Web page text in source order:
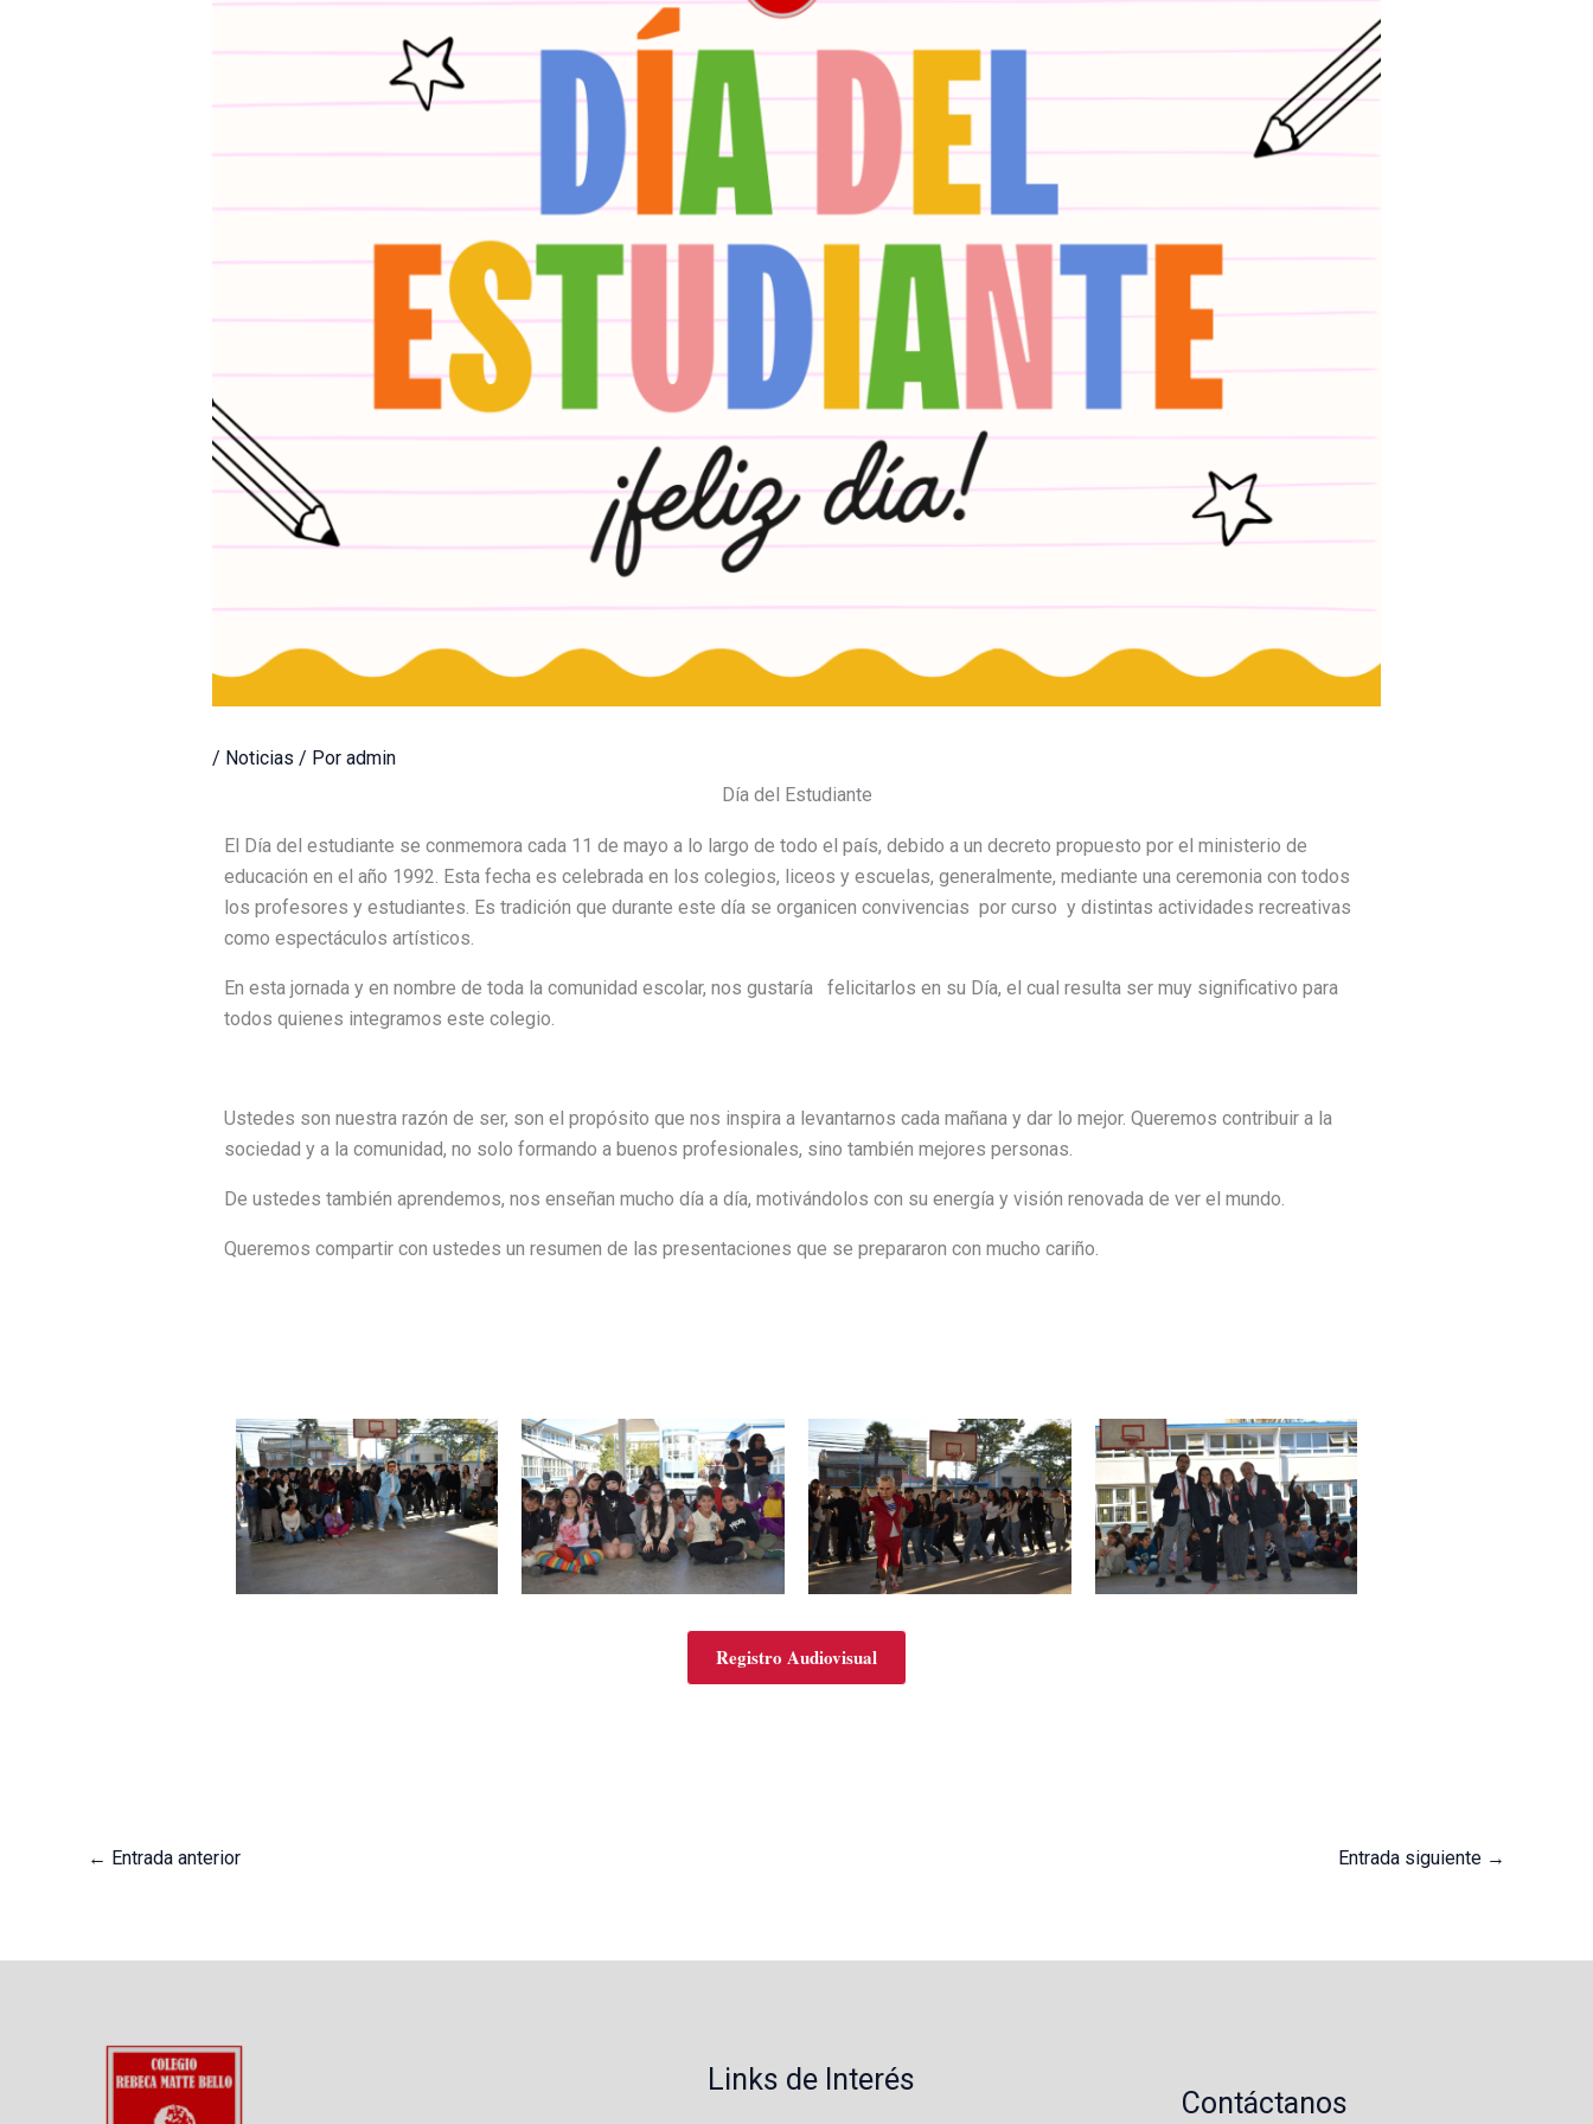
/ Noticias / Por admin
Día del Estudiante
El Día del estudiante se conmemora cada 11 de mayo a lo largo de todo el país, debido a un decreto propuesto por el ministerio de
educación en el año 1992. Esta fecha es celebrada en los colegios, liceos y escuelas, generalmente, mediante una ceremonia con todos
los profesores y estudiantes. Es tradición que durante este día se organicen convivencias por curso y distintas actividades recreativas
como espectáculos artísticos.
En esta jornada y en nombre de toda la comunidad escolar, nos gustaría felicitarlos en su Día, el cual resulta ser muy significativo para
todos quienes integramos este colegio.
Ustedes son nuestra razón de ser, son el propósito que nos inspira a levantarnos cada mañana y dar lo mejor. Queremos contribuir a la
sociedad y a la comunidad, no solo formando a buenos profesionales, sino también mejores personas.
De ustedes también aprendemos, nos enseñan mucho día a día, motivándolos con su energía y visión renovada de ver el mundo.
Queremos compartir con ustedes un resumen de las presentaciones que se prepararon con mucho cariño.
Registro Audiovisual
← Entrada anterior Entrada siguiente →
Links de Interés
Contáctanos